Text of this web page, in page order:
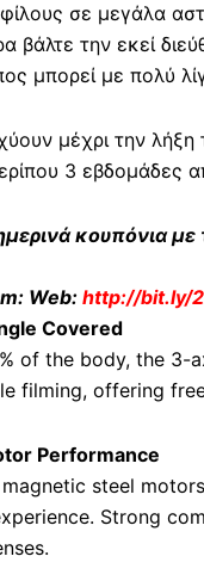
σε μεγάλα
βάλτε την εκεί
μπορεί με πολύ
μέχρι την
3 εβδομάδες
κουπόνια με
Web: http://bit.ly/
Covered
of the body, the 3-
filming, offering
Performance
steel
Strong